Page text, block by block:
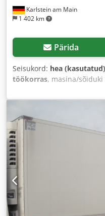
Karlstein am Main
1 402 km
Pärida
Seisukord: hea (kasutatud)
töökorras, masina/
,
kogumass:18 000 kg, telje
13 300 mm, laadimisruumi
laadimisruumi maht:87 m³
385/65 R 22.5
1 491 h